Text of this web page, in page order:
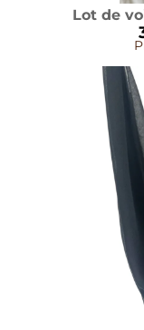
Lot de